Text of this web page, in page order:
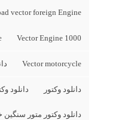
vector foreign Engine
Vector Engine 1000
Vector motorcycle
دانلود وکتور دانلود
دانلود وکتور متور